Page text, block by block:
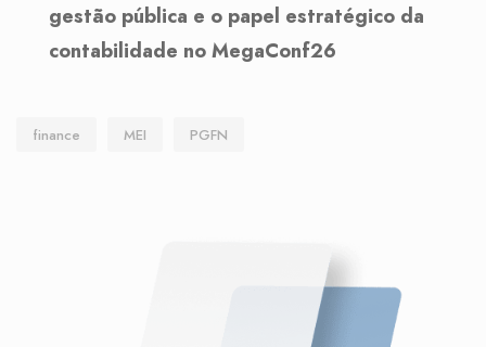
gestão pública e o papel estratégico da
contabilidade no MegaConf26
finance MEI PGFN